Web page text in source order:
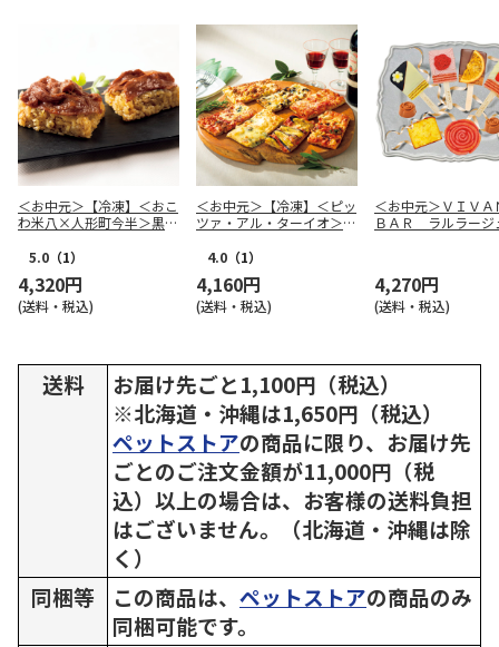
＜お中元＞【冷凍】＜おこ
わ米八×人形町今半＞黒毛
5.0 （1）
4,320円
(送料・税込)
＜お中元＞【冷凍】＜ピッ
ツァ・アル・ターイオ＞ロ
セット
4.0 （1）
4,160円
(送料・税込)
＜お中元＞ＶＩＶ
ＢＡＲ ラルラージ
4,270円
(送料・税込)
送料
お届け先ごと1,100円（税込）
※北海道・沖縄は1,650円（税込）
ペットストアの商品に限り、お届け先
ごとのご注文金額が11,000円（税
込）以上の場合は、お客様の送料負担
はございません。（北海道・沖縄は除
く）
同梱等
この商品は、 ペットストアの商品のみ
同梱可能です。